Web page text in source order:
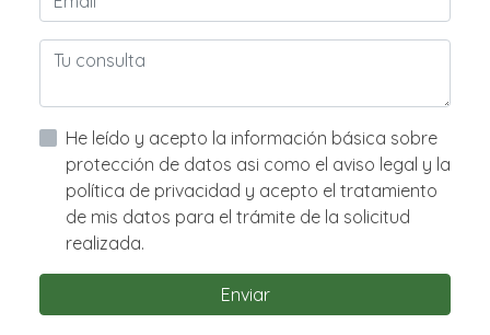
He leído y acepto la información básica sobre
protección de datos asi como el aviso legal y la
política de privacidad y acepto el tratamiento
de mis datos para el trámite de la solicitud
realizada.
Enviar